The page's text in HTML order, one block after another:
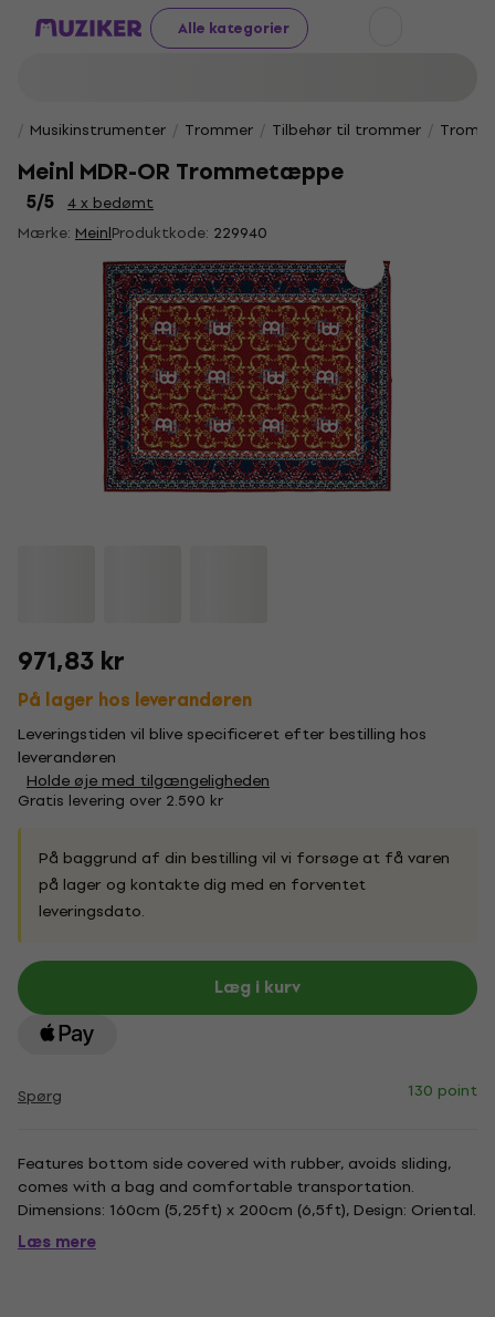
Alle kategorier
Musikinstrumenter Trommer Tilbehør til trommer
Meinl MDR-OR Trommetæppe
5/5 4 x bedømt
Mærke: MeinlProduktkode: 229940
971,83 kr
På lager hos leverandøren
Leveringstiden vil blive specificeret efter bestilling hos
leverandøren
Holde øje med tilgængeligheden
Gratis levering over 2.590 kr
På baggrund af din bestilling vil vi forsøge at få varen
på lager og kontakte dig med en forventet
leveringsdato.
Læg i kurv
Spørg 130 point
Features bottom side covered with rubber, avoids sliding,
comes with a bag and comfortable transportation.
Dimensions: 160cm (5,25ft) x 200cm (6,5ft), Design: Oriental.
Læs mere